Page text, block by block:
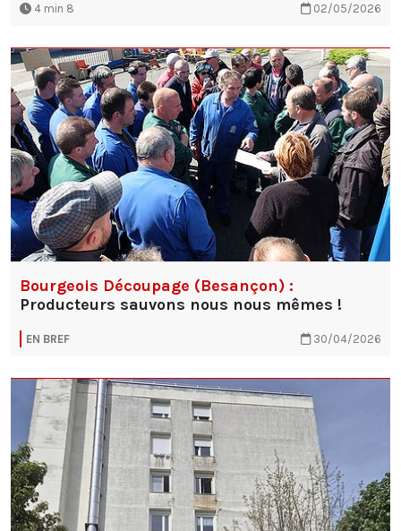
4 min 8 02/05/2026
Bourgeois Découpage (Besançon) :
Producteurs sauvons nous nous mêmes !
EN BREF 30/04/2026